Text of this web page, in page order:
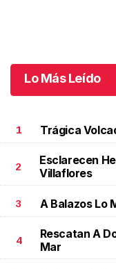
Lo Más Leído
1 Trágica
2
Esclarecen
Villaflores
3 A Balazos Lo
4
Rescatan A
Mar